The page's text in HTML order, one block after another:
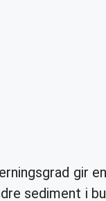
gir
sediment i